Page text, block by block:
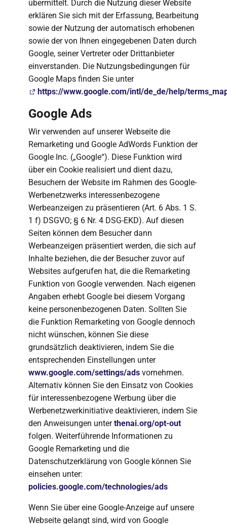
übermittelt. Durch die Nutzung dieser Website
erklären Sie sich mit der Erfassung, Bearbeitung
sowie der Nutzung der automatisch erhobenen
sowie der von Ihnen eingegebenen Daten durch
Google, seiner Vertreter oder Drittanbieter
einverstanden. Die Nutzungsbedingungen für
Google Maps finden Sie unter
https://www.google.com/intl/de_de/help/
Google Ads
Wir verwenden auf unserer Webseite die
Remarketing und Google AdWords Funktion der
Google Inc. („Google“). Diese Funktion wird
über ein Cookie realisiert und dient dazu,
Besuchern der Website im Rahmen des Google-
Werbenetzwerks interessenbezogene
Werbeanzeigen zu präsentieren (Art. 6 Abs. 1 S.
1 f) DSGVO; § 6 Nr. 4 DSG-EKD). Auf diesen
Seiten können dem Besucher dann
Werbeanzeigen präsentiert werden, die sich auf
Inhalte beziehen, die der Besucher zuvor auf
Websites aufgerufen hat, die die Remarketing
Funktion von Google verwenden. Nach eigenen
Angaben erhebt Google bei diesem Vorgang
keine personenbezogenen Daten. Sollten Sie
die Funktion Remarketing von Google dennoch
nicht wünschen, können Sie diese
grundsätzlich deaktivieren, indem Sie die
entsprechenden Einstellungen unter
www.google.com/settings/ads vornehmen.
Alternativ können Sie den Einsatz von Cookies
für interessenbezogene Werbung über die
Werbenetzwerkinitiative deaktivieren, indem Sie
den Anweisungen unterthenai.org/opt-out
folgen. Weiterführende Informationen zu
Google Remarketing und die
Datenschutzerklärung von Google können Sie
einsehen unter:
policies.google.com/technologies/ads
Wenn Sie über eine Google-Anzeige auf unsere
Webseite gelangt sind, wird von Google